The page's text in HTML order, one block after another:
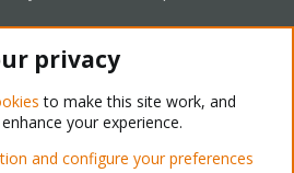
Forum - Light Mode
privacy
to make this site work, and
your experience.
and configure your preferences